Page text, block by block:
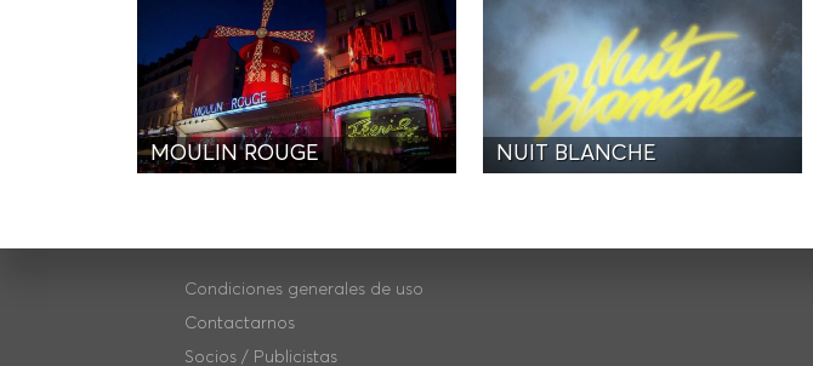
MOULIN ROUGE NUIT BLANCHE
Condiciones generales de uso
Contactarnos
Socios / Publicistas